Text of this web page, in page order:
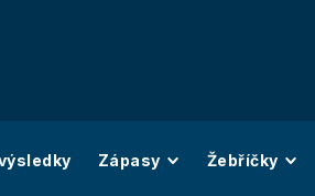
Zápasy Žebříčky